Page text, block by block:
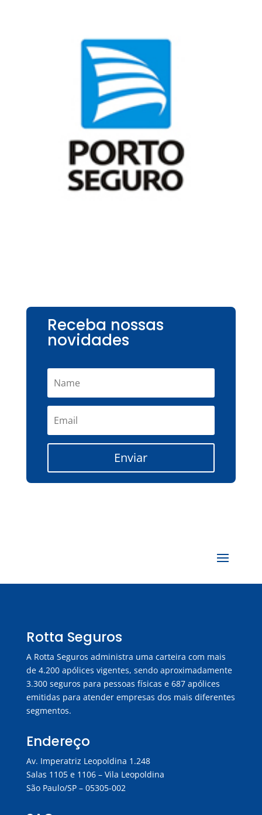
Receba nossas
novidades
Enviar
Rotta Seguros
A Rotta Seguros administra uma carteira com mais
de 4.200 apólices vigentes, sendo aproximadamente
3.300 seguros para pessoas físicas e 687 apólices
emitidas para atender empresas dos mais diferentes
segmentos.
Endereço
Av. Imperatriz Leopoldina 1.248
Salas 1105 e 1106 – Vila Leopoldina
São Paulo/SP – 05305-002